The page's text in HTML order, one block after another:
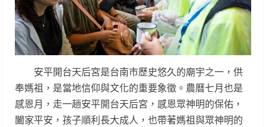
安平開台天后宮是台南市歷史悠久的廟宇之一，供
奉媽祖，是當地信仰與文化的重要象徵。農曆七月也是
感恩月，走一趟安平開台天后宮，感恩眾神明的保佑，
闔家平安，孩子順利長大成人，也帶著媽祖與眾神明的